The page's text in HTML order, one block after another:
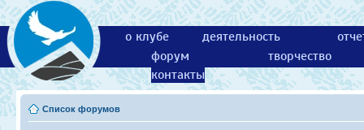
о клубе деятельность
форум
творчество
контакты
Список форумов